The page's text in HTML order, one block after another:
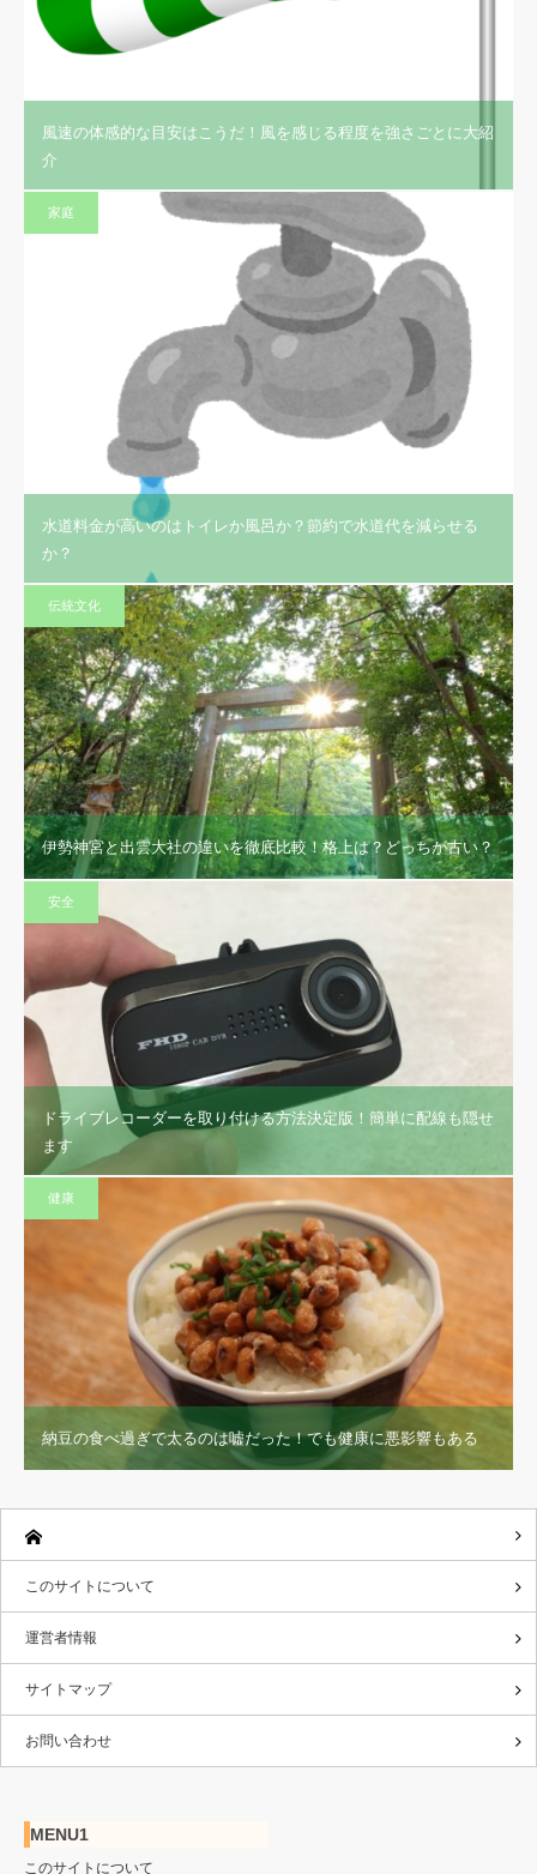
風速の体感的な目安はこうだ！風を感じる程度を強さごとに大紹
介
家庭
水道料金が高いのはトイレか風呂か？節約で水道代を減らせる
か？
伝統文化
伊勢神宮と出雲大社の違いを徹底比較！格上は？どっちが古い？
安全
ドライブレコーダーを取り付ける方法決定版！簡単に配線も隠せ
ます
健康
納豆の食べ過ぎで太るのは嘘だった！でも健康に悪影響もある
このサイトについて
運営者情報
サイトマップ
お問い合わせ
MENU1
このサイトについて